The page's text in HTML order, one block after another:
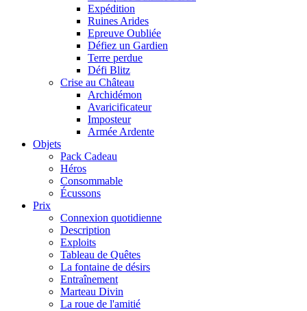
Expédition
Ruines Arides
Epreuve Oubliée
Défiez un Gardien
Terre perdue
Défi Blitz
Crise au Château
Archidémon
Avaricificateur
Imposteur
Armée Ardente
Objets
Pack Cadeau
Héros
Consommable
Écussons
Prix
Connexion quotidienne
Description
Exploits
Tableau de Quêtes
La fontaine de désirs
Entraînement
Marteau Divin
La roue de l'amitié